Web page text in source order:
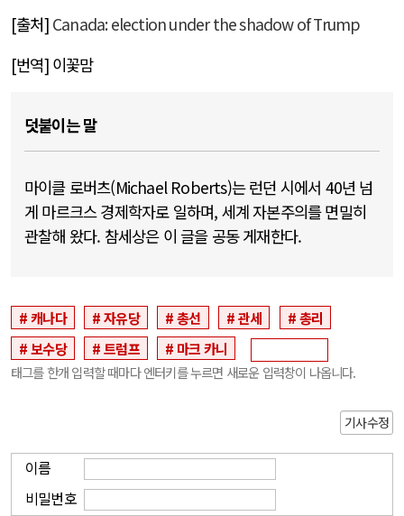
[출처] Canada: election under the shadow of Trump
[번역] 이꽃맘
덧붙이는 말
마이클 로버츠(Michael Roberts)는 런던 시에서 40년 넘
게 마르크스 경제학자로 일하며, 세계 자본주의를 면밀히
관찰해 왔다. 참세상은 이 글을 공동 게재한다.
캐나다 자유당 총선 관세
총리
보수당
트럼프 마크 카니
태그를 한개 입력할 때마다 엔터키를 누르면 새로운 입력창이 나옵니다.
기사수정
이름
비밀번호